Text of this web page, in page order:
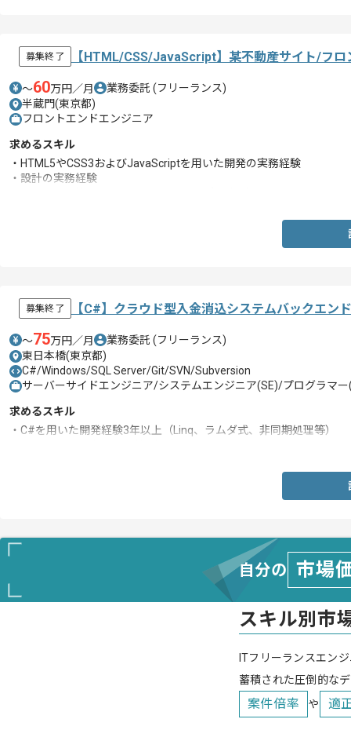
募集終了 【HTML/CSS/JavaScript】某不動産サイト/フ
〜60万円／月 業務委託 (フリーランス)
半蔵門(東京都)
フロントエンドエンジニア
求めるスキル
・HTML5やCSS3およびJavaScriptを用いた開発の実務経験
・設計の実務経験
募集終了 【C#】クラウド型入金消込システムバックエン
〜75万円／月 業務委託 (フリーランス)
東日本橋(東京都)
C#/Windows/SQL Server/Git/SVN/Subversion
サーバーサイドエンジニア/システムエンジニア(SE)/プログラマー
求めるスキル
・C#を用いた開発経験3年以上（Linq、ラムダ式、非同期処理等）
自分の 市場
スキル別市
ITフリーランスエン
蓄積された圧倒的な
案件倍率 や 適